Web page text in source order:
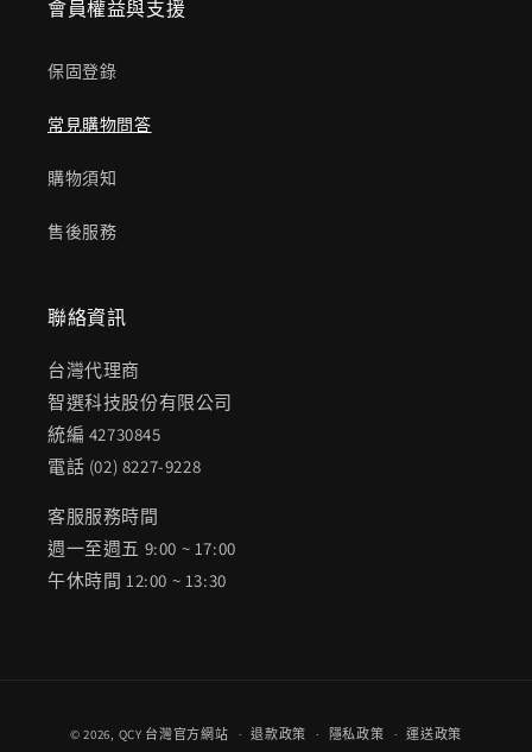
會員權益與支援
保固登錄
常見購物問答
購物須知
售後服務
聯絡資訊
台灣代理商
智選科技股份有限公司
統編 42730845
電話 (02) 8227-9228
客服服務時間
週一至週五 9:00 ~ 17:00
午休時間 12:00 ~ 13:30
款
© 2026, QCY 台灣官方網站 退款政策 隱私政策 運送政策